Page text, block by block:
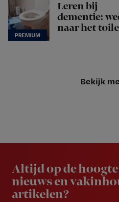
Leren bij
dementie:
naar het
Bekijk
Altijd op de
nieuws en
artikelen?